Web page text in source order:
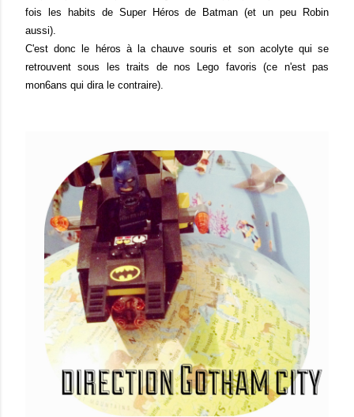
fois les habits de Super Héros de Batman (et un peu Robin
aussi).
C'est donc le héros à la chauve souris et son acolyte qui se
retrouvent sous les traits de nos Lego favoris (ce n'est pas
mon6ans qui dira le contraire).